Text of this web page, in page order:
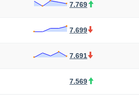
7.769
7.699
7.691
7.569